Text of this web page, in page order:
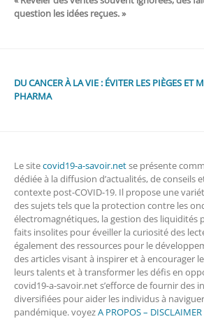
question les idées reçues. »
DU CANCER À LA VIE : ÉVITER LES PIÈGES ET
PHARMA
Le sitecovid19-a-savoir.netse présente
dédiée à la diffusion d’actualités, de conseils
contexte post-COVID-19. Il propose une
des sujets tels que la protection contre les
électromagnétiques, la gestion des liquidités
faits insolites pour éveiller la curiosité des
également des ressources pour le
des articles visant à inspirer et à encourager
leurs talents et à transformer les défis en
covid19-a-savoir.net s’efforce de fournir des
diversifiées pour aider les individus à
pandémique. voyezA PROPOS – DISCLAIMER